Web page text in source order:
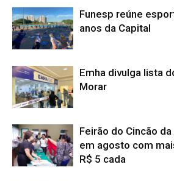
Funesp reúne
anos da Capital
Emha divulga lista
Morar
Feirão do Cincão
em agosto com
R$ 5 cada